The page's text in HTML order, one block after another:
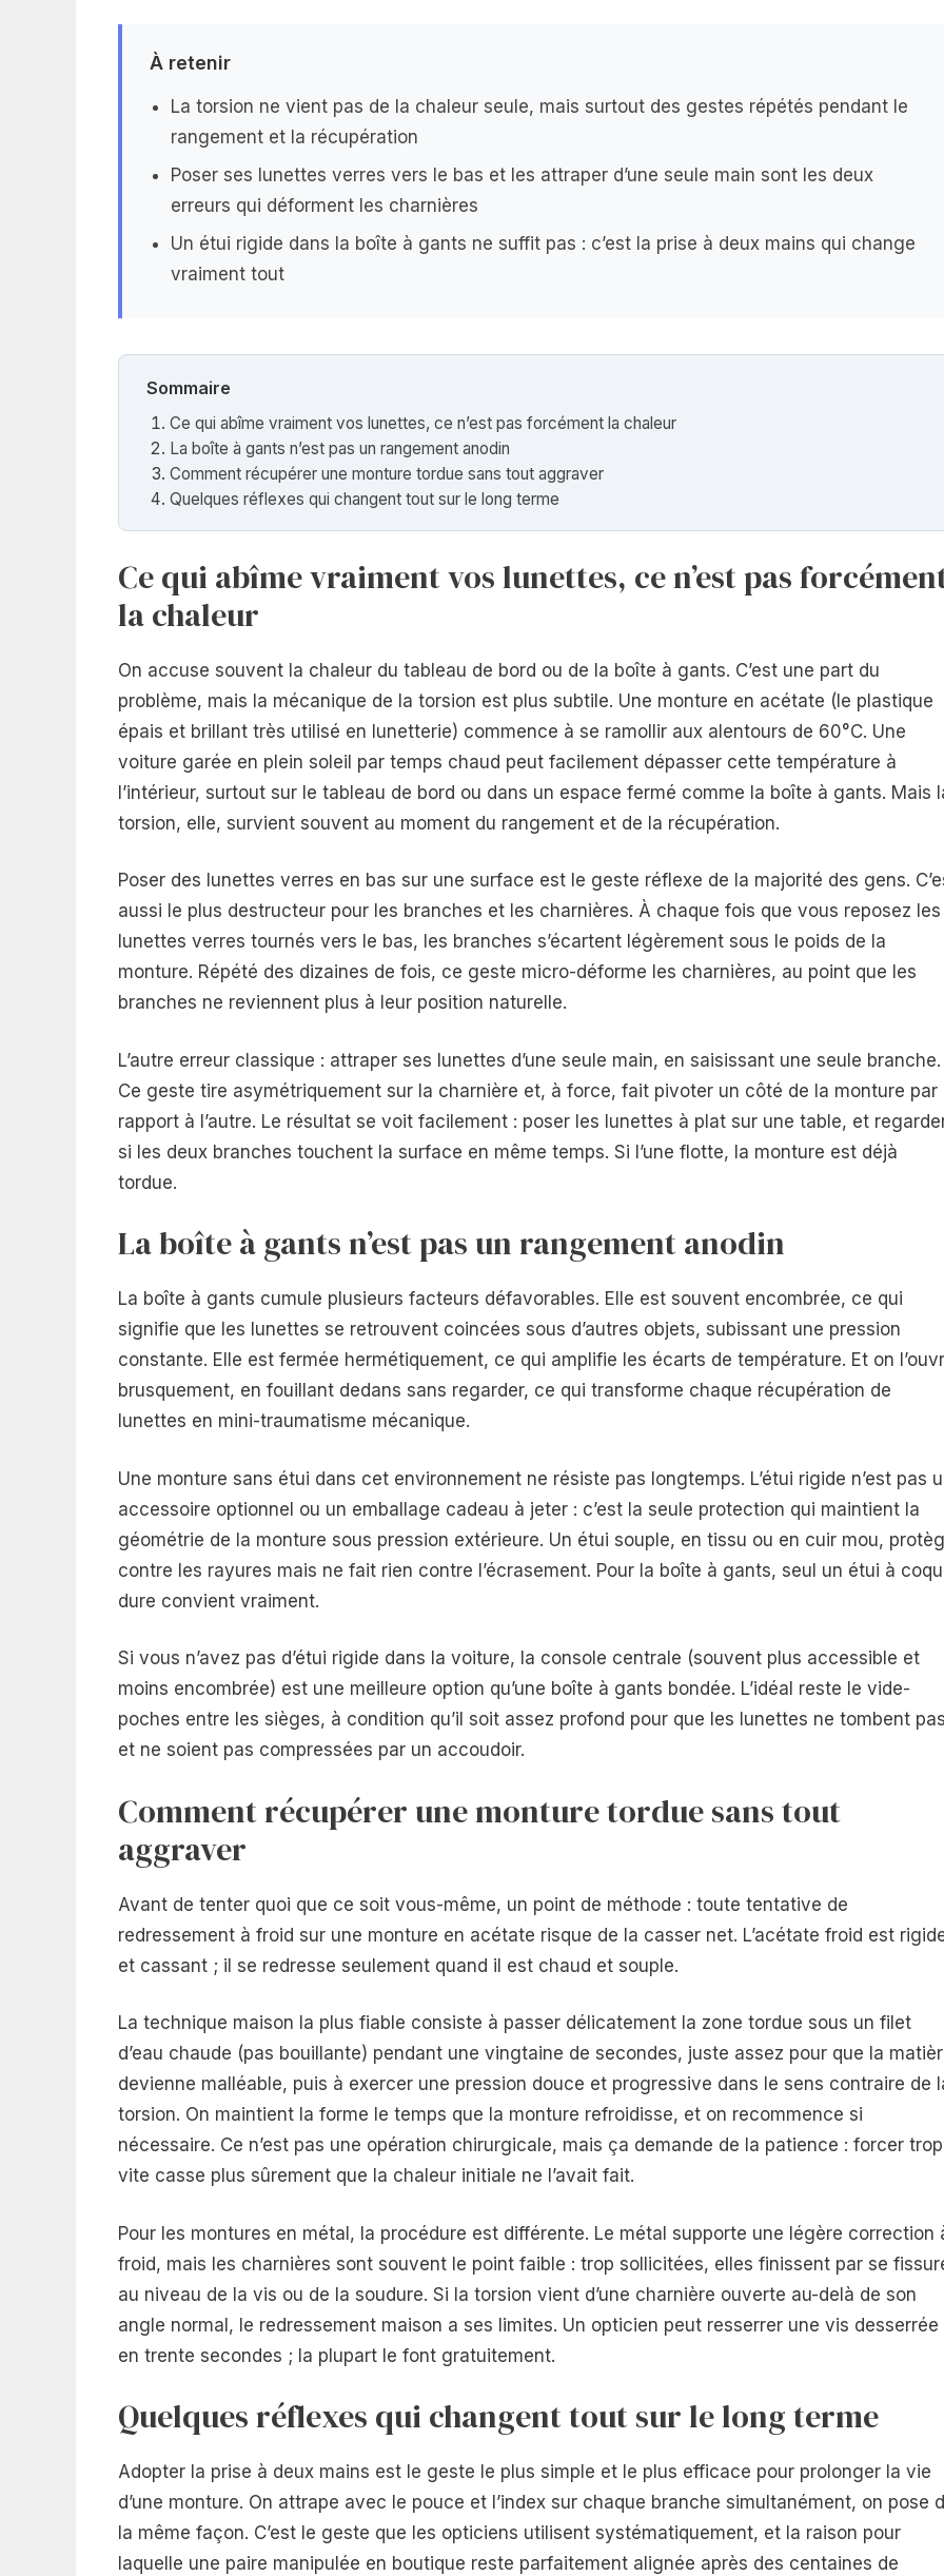
À retenir
La torsion ne vient pas de la chaleur seule, mais surtout des gestes répétés pendant le
rangement et la récupération
Poser ses lunettes verres vers le bas et les attraper d’une seule main sont les deux
erreurs qui déforment les charnières
Un étui rigide dans la boîte à gants ne suffit pas : c’est la prise à deux mains qui change
vraiment tout
Sommaire
Ce qui abîme vraiment vos lunettes, ce n’est pas forcément la chaleur
La boîte à gants n’est pas un rangement anodin
Comment récupérer une monture tordue sans tout aggraver
Quelques réflexes qui changent tout sur le long terme
Ce qui abîme vraiment vos lunettes, ce n’est pas
la chaleur
On accuse souvent la chaleur du tableau de bord ou de la boîte à gants. C’est une part du
problème, mais la mécanique de la torsion est plus subtile. Une monture en acétate (le plastique
épais et brillant très utilisé en lunetterie) commence à se ramollir aux alentours de 60°C. Une
voiture garée en plein soleil par temps chaud peut facilement dépasser cette température à
l’intérieur, surtout sur le tableau de bord ou dans un espace fermé comme la boîte à gants. Mais
torsion, elle, survient souvent au moment du rangement et de la récupération.
Poser des lunettes verres en bas sur une surface est le geste réflexe de la majorité des gens.
aussi le plus destructeur pour les branches et les charnières. À chaque fois que vous reposez les
lunettes verres tournés vers le bas, les branches s’écartent légèrement sous le poids de la
monture. Répété des dizaines de fois, ce geste micro-déforme les charnières, au point que les
branches ne reviennent plus à leur position naturelle.
L’autre erreur classique : attraper ses lunettes d’une seule main, en saisissant une seule branche.
Ce geste tire asymétriquement sur la charnière et, à force, fait pivoter un côté de la monture par
rapport à l’autre. Le résultat se voit facilement : poser les lunettes à plat sur une table, et
si les deux branches touchent la surface en même temps. Si l’une flotte, la monture est déjà
tordue.
La boîte à gants n’est pas un rangement anodin
La boîte à gants cumule plusieurs facteurs défavorables. Elle est souvent encombrée, ce qui
signifie que les lunettes se retrouvent coincées sous d’autres objets, subissant une pression
constante. Elle est fermée hermétiquement, ce qui amplifie les écarts de température. Et on
brusquement, en fouillant dedans sans regarder, ce qui transforme chaque récupération de
lunettes en mini-traumatisme mécanique.
Une monture sans étui dans cet environnement ne résiste pas longtemps. L’étui rigide n’est pas
accessoire optionnel ou un emballage cadeau à jeter : c’est la seule protection qui maintient la
géométrie de la monture sous pression extérieure. Un étui souple, en tissu ou en cuir mou,
contre les rayures mais ne fait rien contre l’écrasement. Pour la boîte à gants, seul un étui à
dure convient vraiment.
Si vous n’avez pas d’étui rigide dans la voiture, la console centrale (souvent plus accessible et
moins encombrée) est une meilleure option qu’une boîte à gants bondée. L’idéal reste le vide-
poches entre les sièges, à condition qu’il soit assez profond pour que les lunettes ne tombent pas
et ne soient pas compressées par un accoudoir.
Comment récupérer une monture tordue sans tout
aggraver
Avant de tenter quoi que ce soit vous-même, un point de méthode : toute tentative de
redressement à froid sur une monture en acétate risque de la casser net. L’acétate froid est
et cassant ; il se redresse seulement quand il est chaud et souple.
La technique maison la plus fiable consiste à passer délicatement la zone tordue sous un filet
d’eau chaude (pas bouillante) pendant une vingtaine de secondes, juste assez pour que la
devienne malléable, puis à exercer une pression douce et progressive dans le sens contraire de
torsion. On maintient la forme le temps que la monture refroidisse, et on recommence si
nécessaire. Ce n’est pas une opération chirurgicale, mais ça demande de la patience : forcer trop
vite casse plus sûrement que la chaleur initiale ne l’avait fait.
Pour les montures en métal, la procédure est différente. Le métal supporte une légère correction
froid, mais les charnières sont souvent le point faible : trop sollicitées, elles finissent par se
au niveau de la vis ou de la soudure. Si la torsion vient d’une charnière ouverte au-delà de son
angle normal, le redressement maison a ses limites. Un opticien peut resserrer une vis desserrée
en trente secondes ; la plupart le font gratuitement.
Quelques réflexes qui changent tout sur le long terme
Adopter la prise à deux mains est le geste le plus simple et le plus efficace pour prolonger la vie
d’une monture. On attrape avec le pouce et l’index sur chaque branche simultanément, on pose
la même façon. C’est le geste que les opticiens utilisent systématiquement, et la raison pour
laquelle une paire manipulée en boutique reste parfaitement alignée après des centaines de